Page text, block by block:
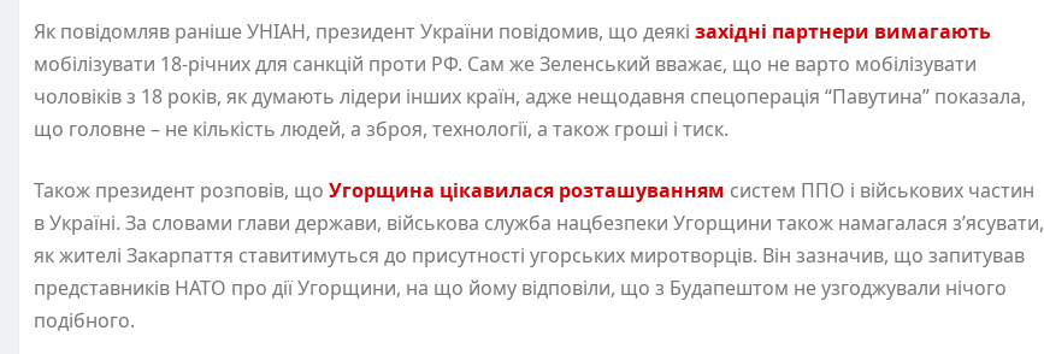
Як повідомляв раніше УНІАН, президент України повідомив, що деякі західні партнери вимагають
мобілізувати 18-річних для санкцій проти РФ. Сам же Зеленський вважає, що не варто мобілізувати
чоловіків з 18 років, як думають лідери інших країн, адже нещодавня спецоперація “Павутина” показала,
що головне – не кількість людей, а зброя, технології, а також гроші і тиск.
Також президент розповів, що Угорщина цікавилася розташуванням систем ППО і військових частин
в Україні. За словами глави держави, військова служба нацбезпеки Угорщини також намагалася з’ясувати,
як жителі Закарпаття ставитимуться до присутності угорських миротворців. Він зазначив, що запитував
представників НАТО про дії Угорщини, на що йому відповіли, що з Будапештом не узгоджували нічого
подібного.